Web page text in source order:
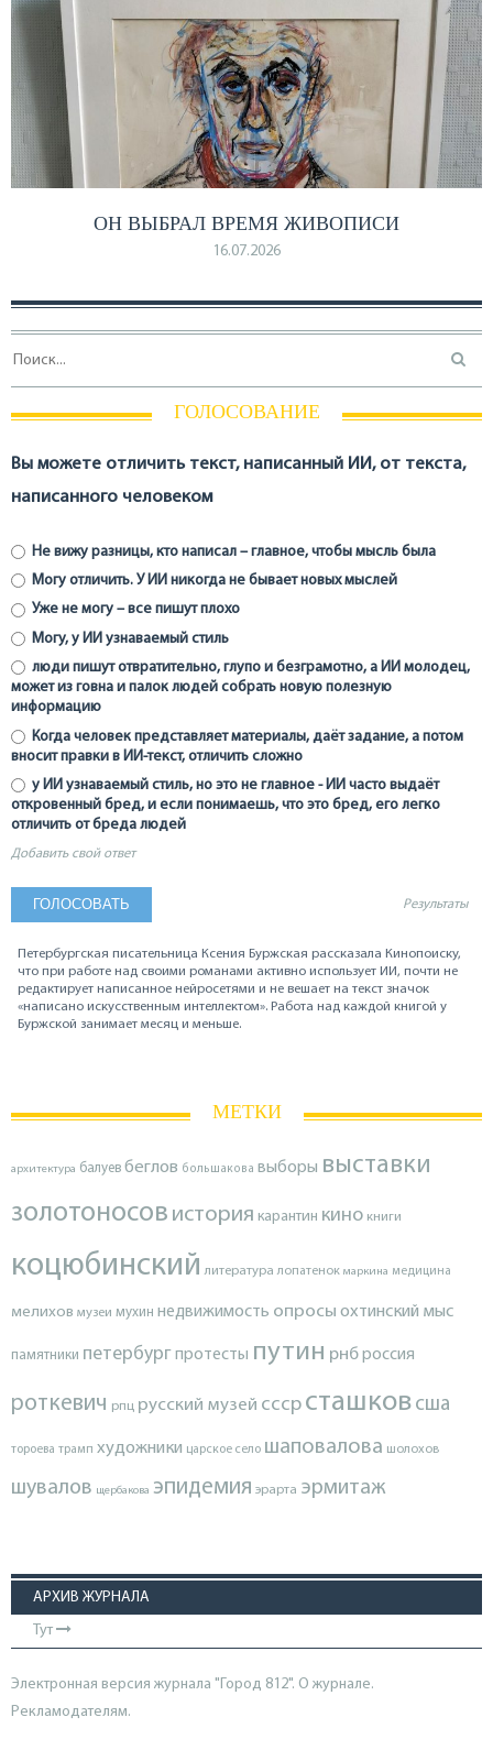
ОН ВЫБРАЛ ВРЕМЯ ЖИВОПИСИ
16.07.2026
ГОЛОСОВАНИЕ
Вы можете отличить текст, написанный ИИ, от текста,
написанного человеком
Не вижу разницы, кто написал – главное, чтобы мысль была
Могу отличить. У ИИ никогда не бывает новых мыслей
Уже не могу – все пишут плохо
Могу, у ИИ узнаваемый стиль
люди пишут отвратительно, глупо и безграмотно, а ИИ молодец,
может из говна и палок людей собрать новую полезную
информацию
Когда человек представляет материалы, даёт задание, а потом
вносит правки в ИИ-текст, отличить сложно
у ИИ узнаваемый стиль, но это не главное - ИИ часто выдаёт
откровенный бред, и если понимаешь, что это бред, его легко
отличить от бреда людей
Добавить свой ответ
Результаты
Петербургская писательница Ксения Буржская рассказала Кинопоиску,
что при работе над своими романами активно использует ИИ, почти не
редактирует написанное нейросетями и не вешает на текст значок
«написано искусственным интеллектом». Работа над каждой книгой у
Буржской занимает месяц и меньше.
МЕТКИ
архитектура балуев беглов большакова выборы выставки
золотоносов история карантин кино книги
коцюбинский литература лопатенок маркина медицина
мелихов музеи мухин недвижимость опросы охтинский мыс
памятники петербургпротесты путин рнброссия
роткевич рпц русский музей ссср сташков сша
тороева трамп художники царское село шаповалова шолохов
шувалов щербакова эпидемия эрарта эрмитаж
АРХИВ ЖУРНАЛА
Тут
Электронная версия журнала "Город 812". О журнале.
Рекламодателям.